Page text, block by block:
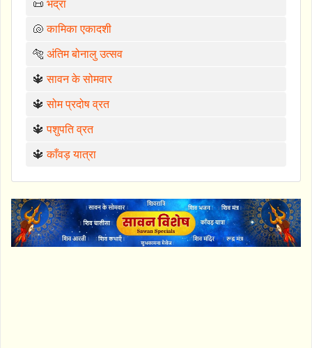
📜 भद्रा
🐚कामिका एकादशी
🐅 अंतिम बोनालु उत्सव
🔱सावन के सोमवार
🔱सोम प्रदोष व्रत
🔱पशुपति व्रत
🔱काँवड़ यात्रा